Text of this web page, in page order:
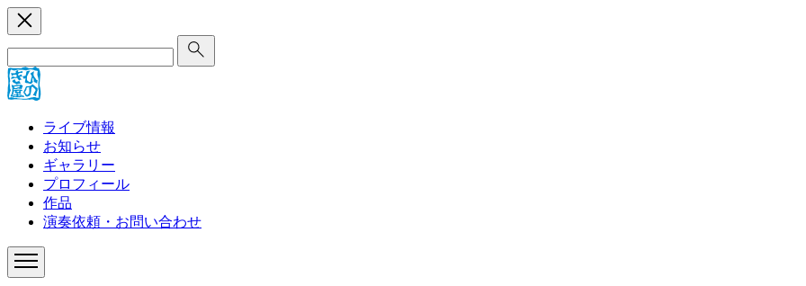
ライブ情報
お知らせ
ギャラリー
プロフィール
作品
演奏依頼・お問い合わせ